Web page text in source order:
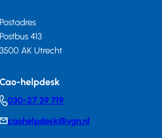
Postadres
Postbus 413
3500 AK Utrecht
Cao-helpdesk
Telephonenumber
030-27 39 719
E-caohelpdesk@vgn.nl